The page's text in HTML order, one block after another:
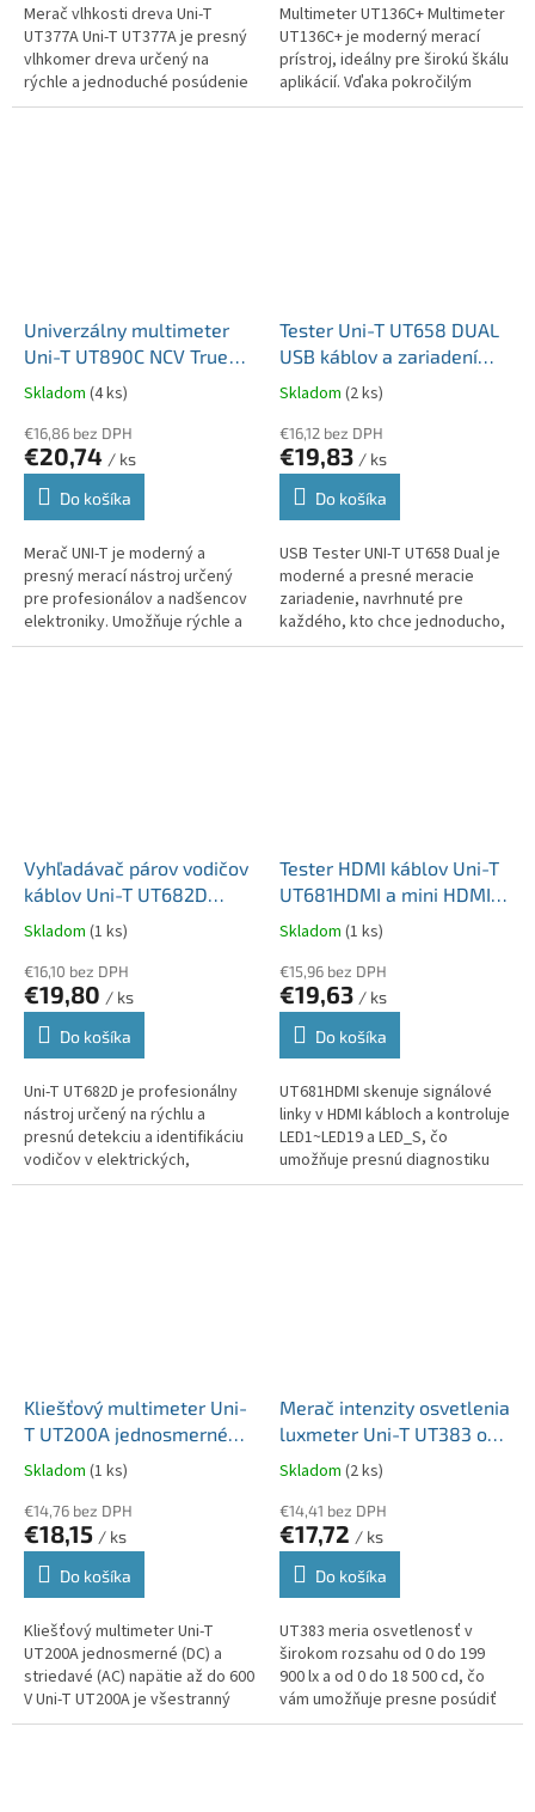
Merač vlhkosti dreva Uni-T
UT377A Uni-T UT377A je presný
vlhkomer dreva určený na
rýchle a jednoduché posúdenie
obsahu vlhkosti v dreve. Vďaka
Multimeter UT136C+ Multimeter
UT136C+ je moderný merací
prístroj, ideálny pre širokú škálu
aplikácií. Vďaka pokročilým
funkciám a vysokej presnosti je
Univerzálny multimeter
Uni-T UT890C NCV True
RMS meranie tranzistorov
hFE MIE0398
Skladom (4 ks)
€16,86 bez DPH
€20,74 / ks
Do košíka
Merač UNI-T je moderný a
presný merací nástroj určený
pre profesionálov a nadšencov
elektroniky. Umožňuje rýchle a
presné meranie napätia, prúdu,
Tester Uni-T UT658 DUAL
USB káblov a zariadení
USB-A a USB-C MIE0415
Skladom (2 ks)
€16,12 bez DPH
€19,83 / ks
Do košíka
USB Tester UNI-T UT658 Dual je
moderné a presné meracie
zariadenie, navrhnuté pre
každého, kto chce jednoducho,
rýchlo a spoľahlivo overiť
Vyhľadávač párov vodičov
káblov Uni-T UT682D
MIE0374
Skladom (1 ks)
€16,10 bez DPH
€19,80 / ks
Do košíka
Uni-T UT682D je profesionálny
nástroj určený na rýchlu a
presnú detekciu a identifikáciu
vodičov v elektrických,
telefónnych a sieťových
Tester HDMI káblov Uni-T
UT681HDMI a mini HDMI
kontroluje LED1~LED19 a
LED_S MIE0413
Skladom (1 ks)
€15,96 bez DPH
€19,63 / ks
Do košíka
UT681HDMI skenuje signálové
linky v HDMI kábloch a kontroluje
LED1~LED19 a LED_S, čo
umožňuje presnú diagnostiku
kábla. Zariadenie ponúka dva
Kliešťový multimeter Uni-
T UT200A jednosmerné
(DC) a striedavé (AC)
napätie až do 600 V
MIE0348
Skladom (1 ks)
€14,76 bez DPH
€18,15 / ks
Do košíka
Kliešťový multimeter Uni-T
UT200A jednosmerné (DC) a
striedavé (AC) napätie až do 600
V Uni-T UT200A je všestranný
kliešťový multimeter ideálny na
Merač intenzity osvetlenia
luxmeter Uni-T UT383 od
0 do 199 900 lx MIE0289
Skladom (2 ks)
€14,41 bez DPH
€17,72 / ks
Do košíka
UT383 meria osvetlenosť v
širokom rozsahu od 0 do 199
900 lx a od 0 do 18 500 cd, čo
vám umožňuje presne posúdiť
úrovne osvetlenia v rôznych